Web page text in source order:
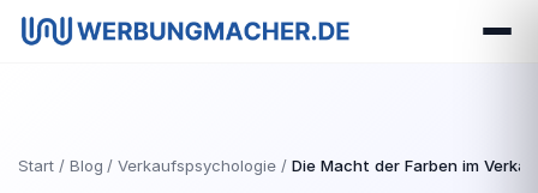
Start Blog Verkaufspsychologie Die Macht der Farben im